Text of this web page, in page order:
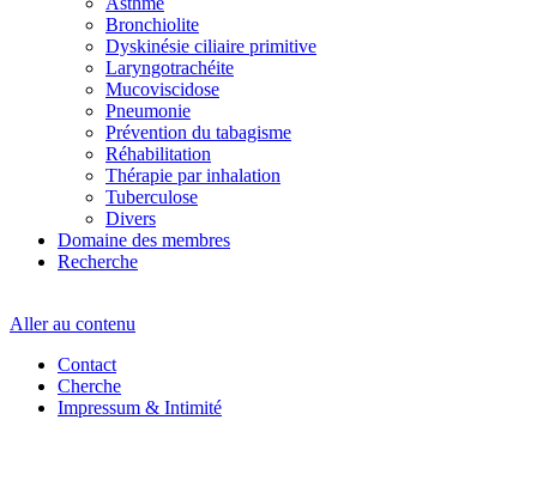
Bronchiolite
Dyskinésie ciliaire primitive
Laryngotrachéite
Mucoviscidose
Pneumonie
Prévention du tabagisme
Réhabilitation
Thérapie par inhalation
Tuberculose
Divers
Domaine des membres
Recherche
Aller au contenu
Contact
Cherche
Impressum & Intimité